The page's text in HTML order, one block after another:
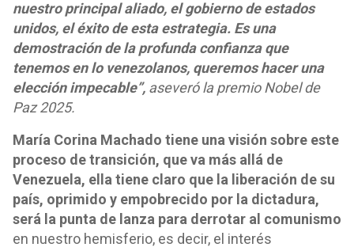
nuestro principal aliado, el gobierno de estados
unidos, el éxito de esta estrategia. Es una
demostración de la profunda confianza que
tenemos en lo venezolanos, queremos hacer una
elección impecable”, aseveró la premio Nobel de
Paz 2025.
María Corina Machado tiene una visión sobre este
proceso de transición, que va más allá de
Venezuela, ella tiene claro que la liberación de su
país, oprimido y empobrecido por la dictadura,
será la punta de lanza para derrotar al comunismo
en nuestro hemisferio, es decir, el interés